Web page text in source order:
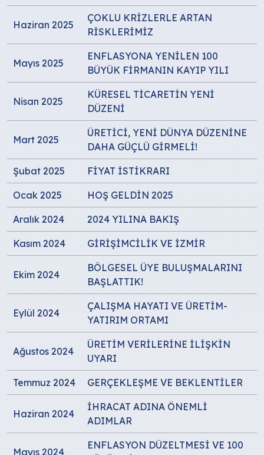
Haziran 2025
ÇOKLU KRİZLERLE ARTAN
RİSKLERİMİZ
Mayıs 2025
ENFLASYONA YENİLEN 100
BÜYÜK FİRMANIN KAYIP YILI
Nisan 2025
KÜRESEL TİCARETİN YENİ
DÜZENİ
Mart 2025
ÜRETİCİ, YENİ DÜNYA DÜZENİNE
DAHA GÜÇLÜ GİRMELİ!
Şubat 2025 FİYAT İSTİKRARI
Ocak 2025 HOŞ GELDİN 2025
Aralık 2024 2024 YILINA BAKIŞ
Kasım 2024 GİRİŞİMCİLİK VE İZMİR
Ekim 2024
BÖLGESEL ÜYE BULUŞMALARINI
BAŞLATTIK!
Eylül 2024
ÇALIŞMA HAYATI VE ÜRETİM-
YATIRIM ORTAMI
Ağustos 2024
ÜRETİM VERİLERİNE İLİŞKİN
UYARI
Temmuz 2024 GERÇEKLEŞME VE BEKLENTİLER
Haziran 2024
İHRACAT ADINA ÖNEMLİ
ADIMLAR
Mayıs 2024
ENFLASYON DÜZELTMESİ VE 100